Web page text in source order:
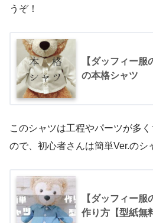
うぞ！
【ダッフィー
の本格シャツ
このシャツは工程やパーツが多
ので、初心者さんは簡単Ver.のシ
【ダッフィー
作り方【型紙無